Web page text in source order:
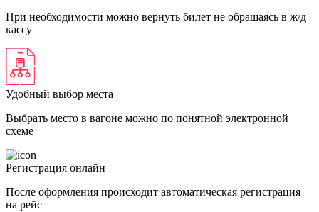
При необходимости можно вернуть билет не обращаясь в ж/д
кассу
Удобный выбор места
Выбрать место в вагоне можно по понятной электронной
схеме
Регистрация онлайн
После оформления происходит автоматическая регистрация
на рейс